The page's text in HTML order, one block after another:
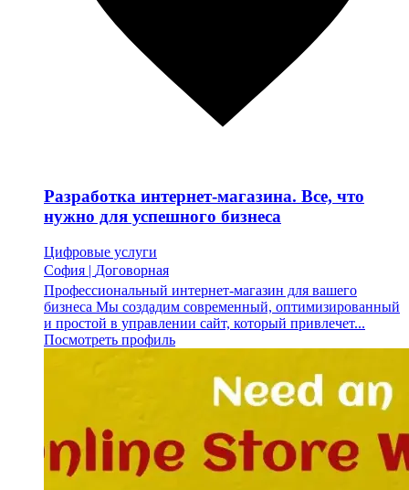
Разработка интернет-магазина. Все, что
нужно для успешного бизнеса
Цифровые услуги
София | Договорная
Профессиональный интернет-магазин для вашего
бизнеса Мы создадим современный, оптимизированный
и простой в управлении сайт, который привлечет...
Посмотреть профиль